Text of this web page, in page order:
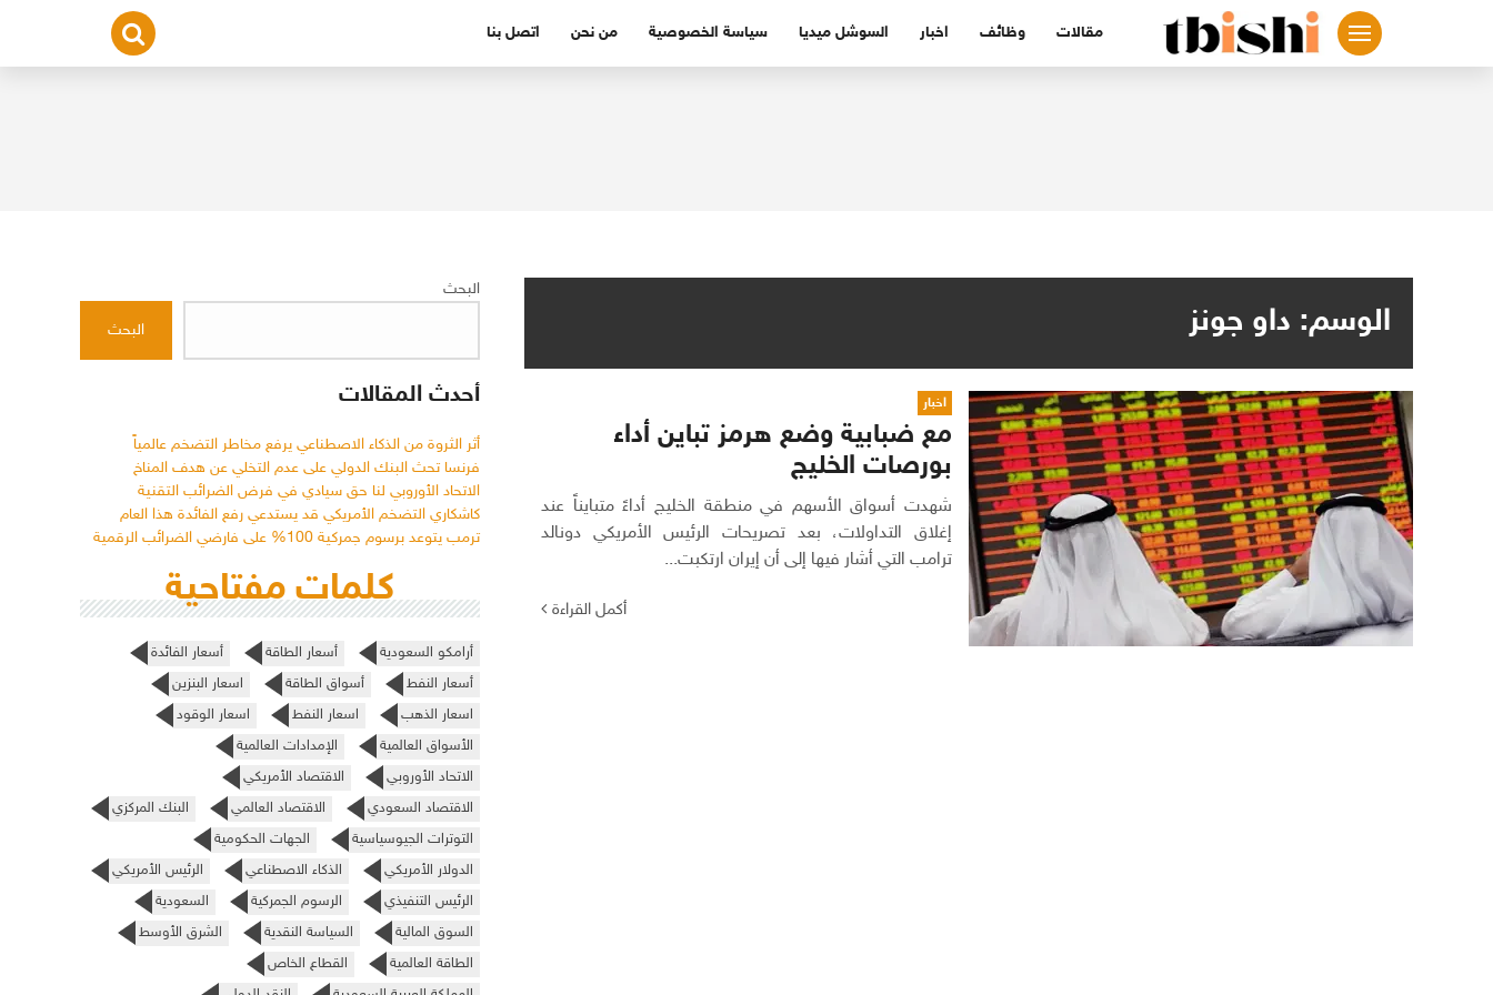
مقالات وظائف اخبار السوشل ميديا سياسة الخصوصية من نحن اتصل بنا
الوسم: داو جونز
اخبار
مع ضبابية وضع هرمز تباين أداء
بورصات الخليج
شهدت أسواق الأسهم في منطقة الخليج أداءً متبايناً عند
إغلاق التداولات، بعد تصريحات الرئيس الأمريكي دونالد
ترامب التي أشار فيها إلى أن إيران ارتكبت...
أكمل القراءة
البحث
البحث
أحدث المقالات
أثر الثروة من الذكاء الاصطناعي يرفع مخاطر التضخم عالمياً
فرنسا تحث البنك الدولي على عدم التخلي عن هدف المناخ
الاتحاد الأوروبي لنا حق سيادي في فرض الضرائب التقنية
كاشكاري التضخم الأمريكي قد يستدعي رفع الفائدة هذا العام
ترمب يتوعد برسوم جمركية 100% على فارضي الضرائب الرقمية
كلمات مفتاحية
أرامكو السعودية أسعار الطاقة
أسعار الفائدة
أسعار النفط
أسواق الطاقة
اسعار البنزين
اسعار الذهب
اسعار النفط
اسعار الوقود
الأسواق العالمية
الإمدادات العالمية
الاتحاد الأوروبي
الاقتصاد الأمريكي
الاقتصاد السعودي
الاقتصاد العالمي
البنك المركزي
التوترات الجيوسياسية
الجهات الحكومية
الدولار الأمريكي
الذكاء الاصطناعي
الرئيس الأمريكي
الرئيس التنفيذي
الرسوم الجمركية
السعودية
السوق المالية
السياسة النقدية
الشرق الأوسط
الطاقة العالمية
القطاع الخاص